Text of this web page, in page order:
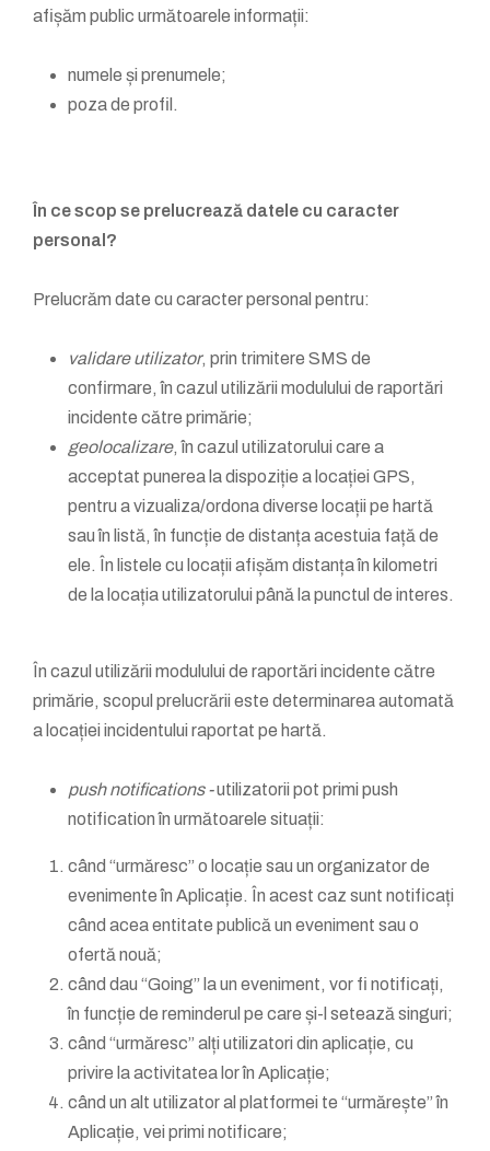
afișăm public următoarele informații:
numele și prenumele;
poza de profil.
În ce scop se prelucrează datele cu caracter
personal?
Prelucrăm date cu caracter personal pentru:
validare utilizator, prin trimitere SMS de
confirmare, în cazul utilizării modulului de raportări
incidente către primărie;
geolocalizare, în cazul utilizatorului care a
acceptat punerea la dispoziție a locației GPS,
pentru a vizualiza/ordona diverse locații pe hartă
sau în listă, în funcție de distanța acestuia față de
ele. În listele cu locații afișăm distanța în kilometri
de la locația utilizatorului până la punctul de interes.
În cazul utilizării modulului de raportări incidente către
primărie, scopul prelucrării este determinarea automată
a locației incidentului raportat pe hartă.
push notifications -utilizatorii pot primi push
notification în următoarele situații:
când “urmăresc” o locație sau un organizator de
evenimente în Aplicație. În acest caz sunt notificați
când acea entitate publică un eveniment sau o
ofertă nouă;
când dau “Going” la un eveniment, vor fi notificați,
în funcție de reminderul pe care și-l setează singuri;
când “urmăresc” alți utilizatori din aplicație, cu
privire la activitatea lor în Aplicație;
când un alt utilizator al platformei te “urmărește” în
Aplicație, vei primi notificare;